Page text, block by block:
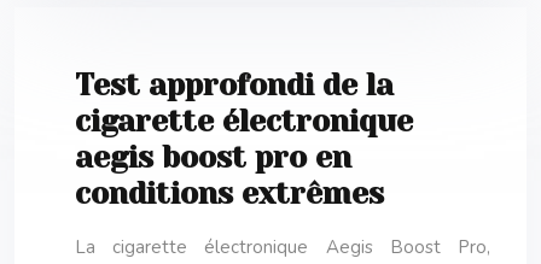
Test approfondi de la
cigarette électronique
aegis boost pro en
conditions extrêmes
La cigarette électronique Aegis Boost Pro,